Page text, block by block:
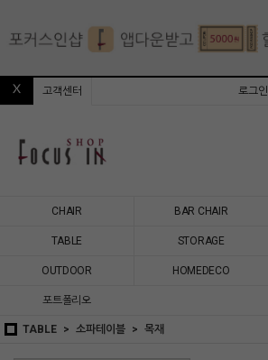
고객센터 로그인
CHAIR BAR CHAIR
TABLE STORAGE
OUTDOOR HOMEDECO
포트폴리오
TABLE 소파테이블 목재